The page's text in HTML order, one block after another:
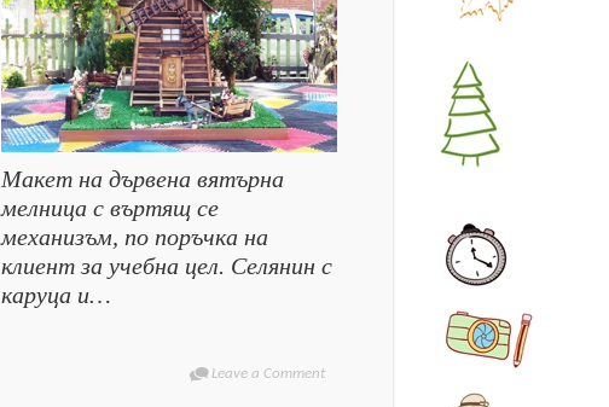
Макет на дървена вятърна
мелница с въртящ се
механизъм, по поръчка на
клиент за учебна цел. Селянин с
каруца и…
Leave a Comment